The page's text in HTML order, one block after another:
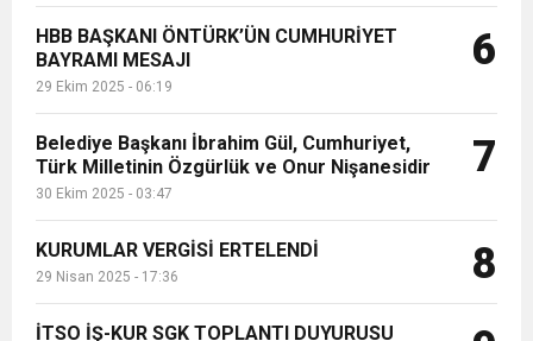
HBB BAŞKANI ÖNTÜRK’ÜN CUMHURİYET
BAYRAMI MESAJI
29 Ekim 2025 - 06:19
6
Belediye Başkanı İbrahim Gül, Cumhuriyet,
Türk Milletinin Özgürlük ve Onur Nişanesidir
30 Ekim 2025 - 03:47
7
KURUMLAR VERGİSİ ERTELENDİ
29 Nisan 2025 - 17:36 8
İTSO İŞ-KUR SGK TOPLANTI DUYURUSU